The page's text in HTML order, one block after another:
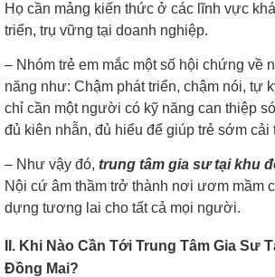
Họ cần mảng kiến thức ở các lĩnh vực
triển, trụ vững tại doanh nghiệp.
– Nhóm trẻ em mắc một số hội chứng về
năng như: Chậm phát triển, chậm nói, tự
chỉ cần một người có kỹ năng can thiệp
đủ kiên nhẫn, đủ hiểu để giúp trẻ sớm cải
– Như vậy đó, trung tâm gia sư tại khu
Nội cứ âm thầm trở thành nơi ươm mầm
dựng tương lai cho tất cả mọi người.
II. Khi Nào Cần Tới Trung Tâm Gia Sư
Đồng Mai?